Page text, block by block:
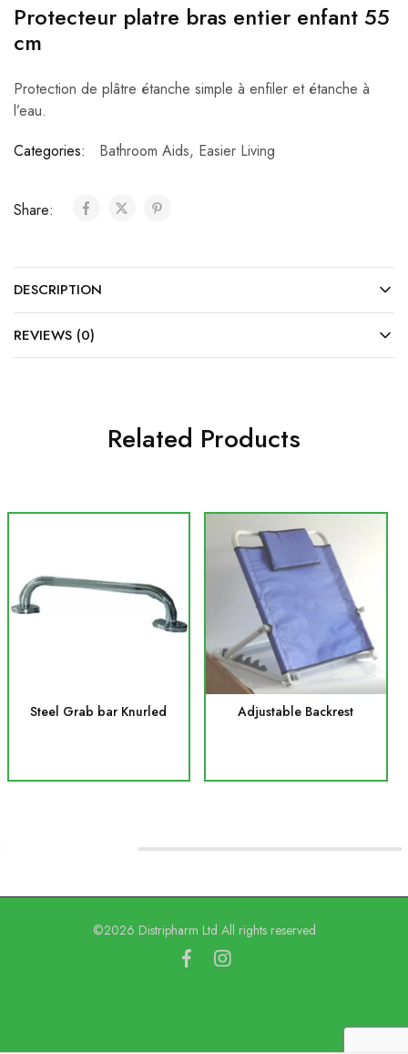
Protecteur platre bras entier enfant 55
cm
Protection de plâtre étanche simple à enfiler et étanche à
l’eau.
Categories:
Bathroom Aids, Easier Living
Share:
DESCRIPTION
REVIEWS (0)
Related Products
Steel Grab bar Knurled Adjustable Backrest
©2026 Distripharm Ltd All rights reserved